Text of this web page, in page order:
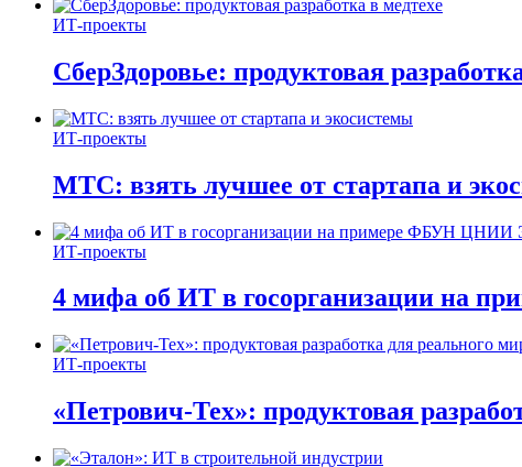
ИТ-проекты
СберЗдоровье: продуктовая
ИТ-проекты
МТС: взять лучшее от стартапа и
ИТ-проекты
4 мифа об ИТ в госорганизации на
ИТ-проекты
«Петрович-Тех»: продуктовая